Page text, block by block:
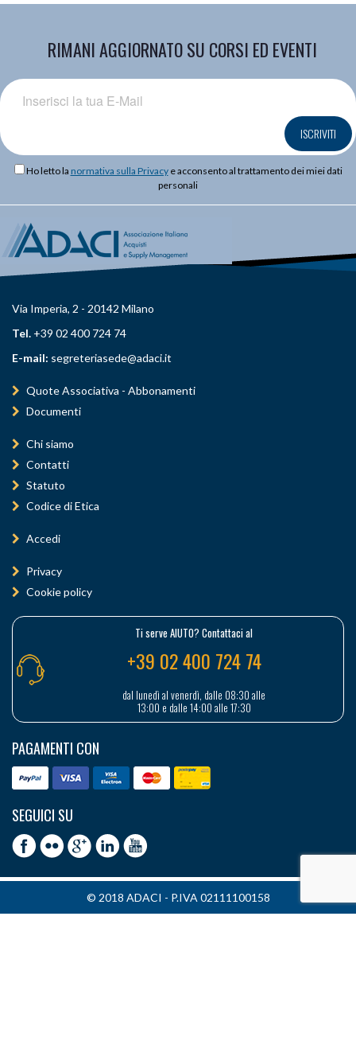
RIMANI AGGIORNATO SU CORSI ED EVENTI
ISCRIVITI
Ho letto la normativa sulla Privacye acconsento al trattamento dei miei dati
personali
Via Imperia, 2 - 20142 Milano
Tel. +39 02 400 724 74
E-mail: segreteriasede@adaci.it
Quote Associativa - Abbonamenti
Documenti
Chi siamo
Contatti
Statuto
Codice di Etica
Accedi
Privacy
Cookie policy
Ti serve AIUTO? Contattaci al
+39 02 400 724 74
dal lunedì al venerdì, dalle 08:30 alle
13:00 e dalle 14:00 alle 17:30
PAGAMENTI CON
SEGUICI SU
© 2018 ADACI - P.IVA 02111100158